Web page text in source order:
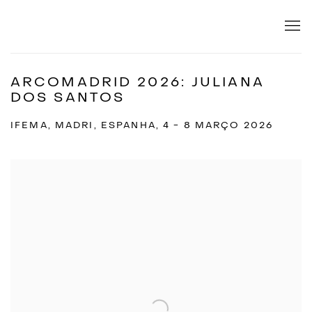
ARCOMADRID 2026: JULIANA
DOS SANTOS
IFEMA, MADRI, ESPANHA,4 - 8 MARÇO 2026